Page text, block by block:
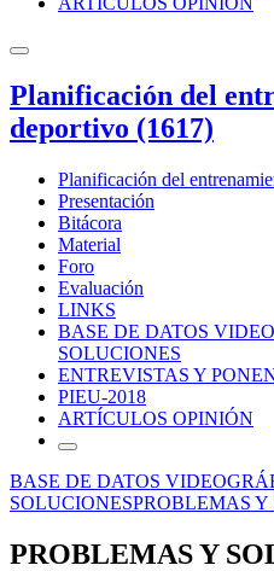
Planificación del
deportivo (1617)
Planificación del
Presentación
Bitácora
Material
Foro
Evaluación
LINKS
BASE DE DATOS
SOLUCIONES
ENTREVISTAS Y
PIEU-2018
ARTÍCULOS OPINIÓN
BASE DE DATOS
SOLUCIONESPROBLEMAS Y
PROBLEMAS Y